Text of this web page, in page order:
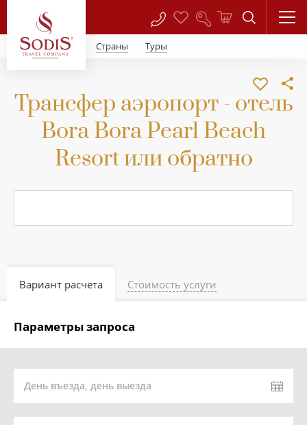
Страны Туры
Трансфер аэропорт - отель
Bora Bora Pearl Beach
Resort или обратно
Вариант расчета Стоимость услуги
Параметры запроса
День въезда, день выезда